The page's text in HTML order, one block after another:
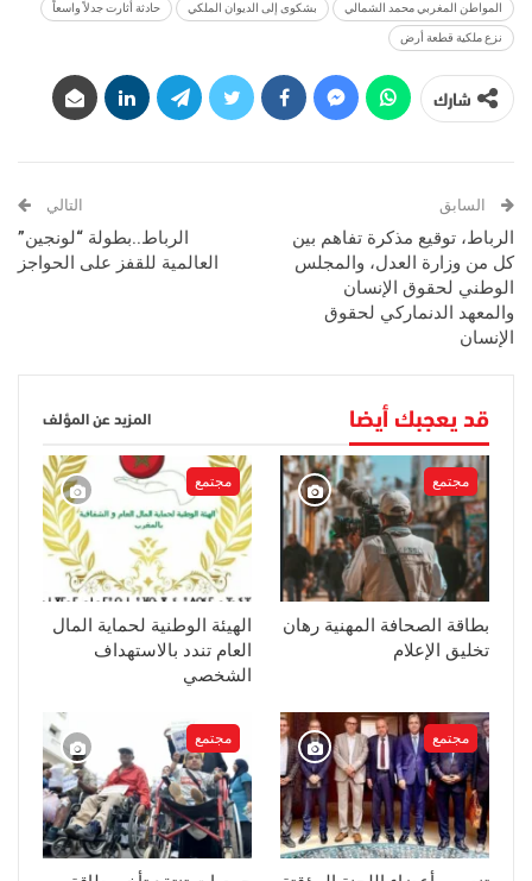
المواطن المغربي محمد الشمالي بشكوى إلى الديوان الملكي حادثة أثارت جدلاً واسعاً
نزع ملكية قطعة أرض
شارك
السابق
الرباط، توقيع مذكرة تفاهم بين
كل من وزارة العدل، والمجلس
الوطني لحقوق الإنسان
والمعهد الدنماركي لحقوق
الإنسان
التالي
الرباط..بطولة “لونجين”
العالمية للقفز على الحواجز
قد يعجبك أيضا المزيد عن المؤلف
مجتمع
بطاقة الصحافة المهنية رهان
تخليق الإعلام
مجتمع
الهيئة الوطنية لحماية المال
العام تندد بالاستهداف
الشخصي
مجتمع مجتمع